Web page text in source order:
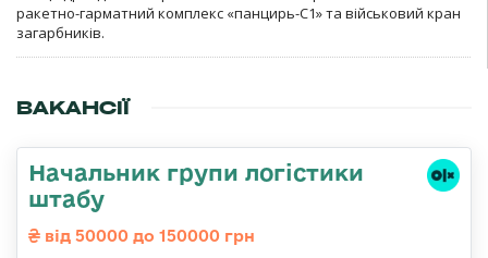
ракетно-гарматний комплекс «панцирь-С1» та військовий кран
загарбників.
ВАКАНСІЇ
Начальник групи логістики
штабу
від 50000 до 150000 грн